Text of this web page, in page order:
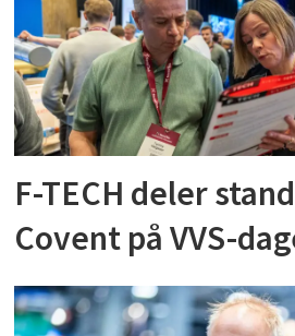
F-TECH deler
Covent på VVS-